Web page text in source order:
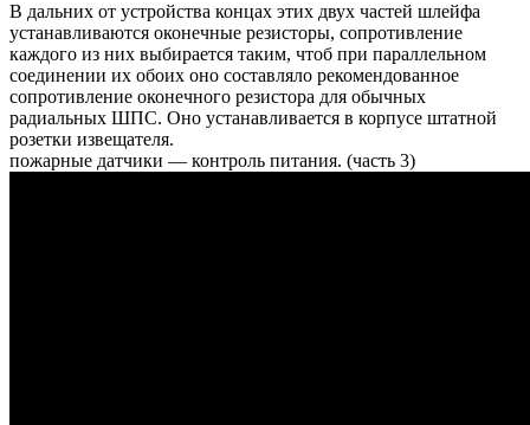
В дальних от устройства концах этих двух частей шлейфа
устанавливаются оконечные резисторы, сопротивление
каждого из них выбирается таким, чтоб при параллельном
соединении их обоих оно составляло рекомендованное
сопротивление оконечного резистора для обычных
радиальных ШПС. Оно устанавливается в корпусе штатной
розетки извещателя.
пожарные датчики — контроль питания. (часть 3)